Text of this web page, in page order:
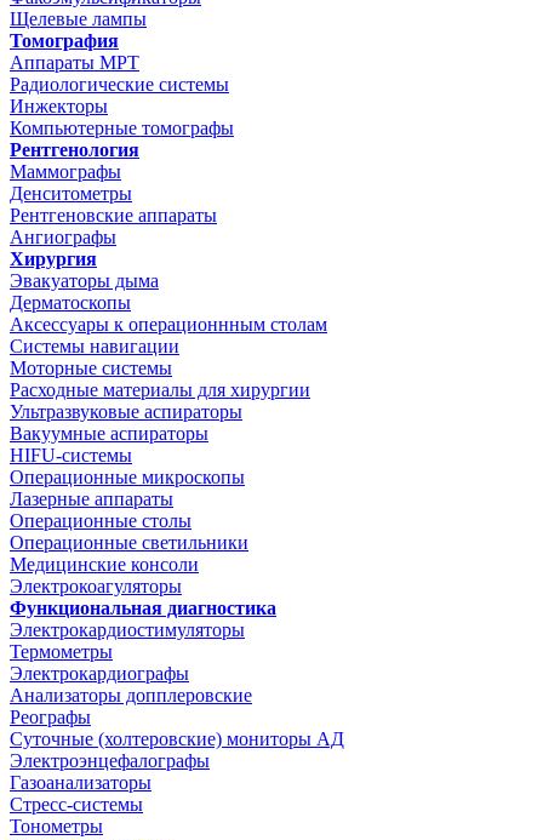
Щелевые лампы
Томография
Аппараты МРТ
Радиологические системы
Инжекторы
Компьютерные томографы
Рентгенология
Маммографы
Денситометры
Рентгеновские аппараты
Ангиографы
Хирургия
Эвакуаторы дыма
Дерматоскопы
Аксессуары к операционнным столам
Системы навигации
Моторные системы
Расходные материалы для хирургии
Ультразвуковые аспираторы
Вакуумные аспираторы
HIFU-системы
Операционные микроскопы
Лазерные аппараты
Операционные столы
Операционные светильники
Медицинские консоли
Электрокоагуляторы
Функциональная диагностика
Электрокардиостимуляторы
Термометры
Электрокардиографы
Анализаторы допплеровские
Реографы
Суточные (холтеровские) мониторы АД
Электроэнцефалографы
Газоанализаторы
Стресс-системы
Тонометры